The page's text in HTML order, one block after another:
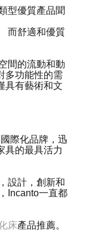
型優質產品聞
而舒適和優質
間的流動和動
多功能性的需
具有藝術和文
際化品牌，迅
具的最具活力
設計，創新和
Incanto一直都
床產品推薦。